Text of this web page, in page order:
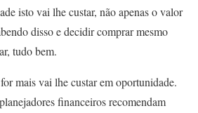
isto vai lhe custar, não apenas o valor
disso e decidir comprar mesmo
tudo bem.
mais vai lhe custar em oportunidade.
financeiros recomendam